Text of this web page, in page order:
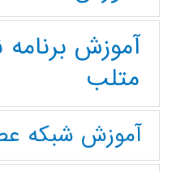
آموزش
متلب
آموزش شبکه